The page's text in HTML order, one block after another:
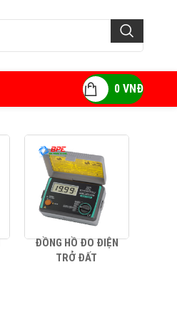
0 VNĐ
ĐỒNG HỒ ĐO ĐIỆN
TRỞ ĐẤT